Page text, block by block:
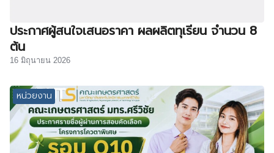
ประกาศผู้สนใจเสนอราคา ผลผลิตทุเรียน จำนวน 8
ต้น
16 มิถุนายน 2026
หน่วยงาน